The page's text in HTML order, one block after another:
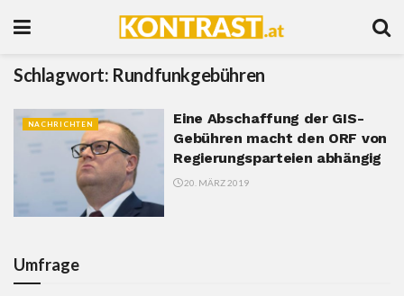
Schlagwort: Rundfunkgebühren
NACHRICHTEN
Eine Abschaffung der GIS-
Gebühren macht den ORF von
Regierungsparteien abhängig
20. MÄRZ 2019
Umfrage